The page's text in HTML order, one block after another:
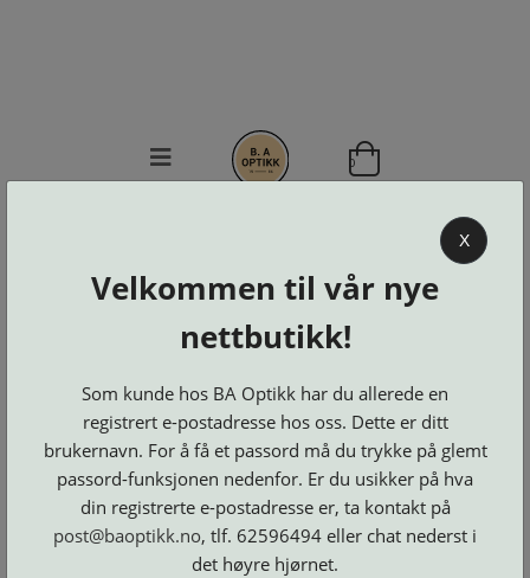
KJØPSVILKÅR
KONTAKT
OSS
DELER
LOGG INN
0
Brillerens
Brillesnorer
Clip-
on
og
Suncover
Etuier
Innfatninger
Lesebriller
og
Speil
Maskiner
Neseputer
Skruer
Solbriller
Verktøy
og
tilbehør
Se alle kategorier
X
Velkommen til vår nye
nettbutikk!
Som kunde hos BA Optikk har du allerede en
registrert e-postadresse hos oss. Dette er ditt
brukernavn. For å få et passord må du trykke på glemt
passord-funksjonen nedenfor. Er du usikker på hva
din registrerte e-postadresse er, ta kontakt på
post@baoptikk.no, tlf. 62596494 eller chat nederst i
det høyre hjørnet.